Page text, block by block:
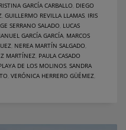
GARCÍA CARBALLO DIEGO
GUILLERMO REVILLA LLAMAS IRIS
SERRANO SALADO LUCAS
GARCÍA GARCÍA MARCOS
NEREA MARTÍN SALGADO
MARTÍNEZ PAULA CASADO
DE LOS MOLINOS SANDRA
VERÓNICA HERRERO GÜÉMEZ